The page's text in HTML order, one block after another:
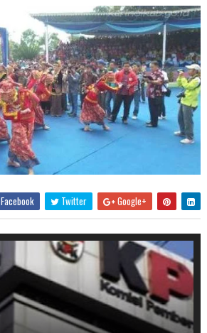
Facebook Twitter Google+